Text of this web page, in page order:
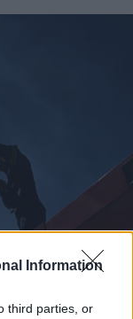
Information
third parties, or